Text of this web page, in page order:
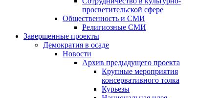
просветительской сфере
Общественность и СМИ
Религиозные СМИ
Завершенные проекты
Демократия в осаде
Новости
Архив предыдущего проекта
Крупные мероприятия
консервативного толка
Курьезы